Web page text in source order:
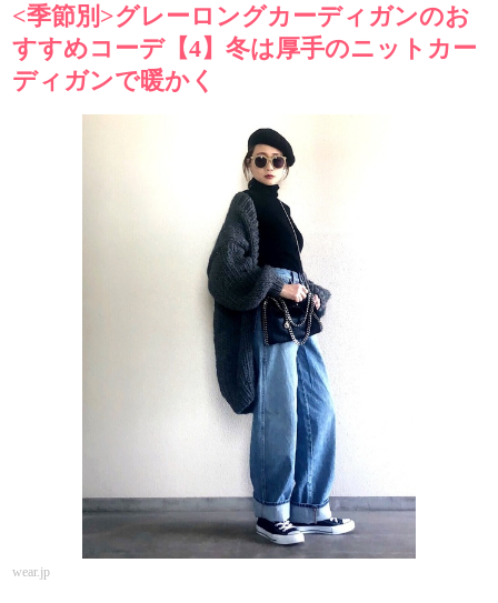
<季節別>グレーロングカーディガンのお
すすめコーデ【4】冬は厚手のニットカー
ディガンで暖かく
wear.jp